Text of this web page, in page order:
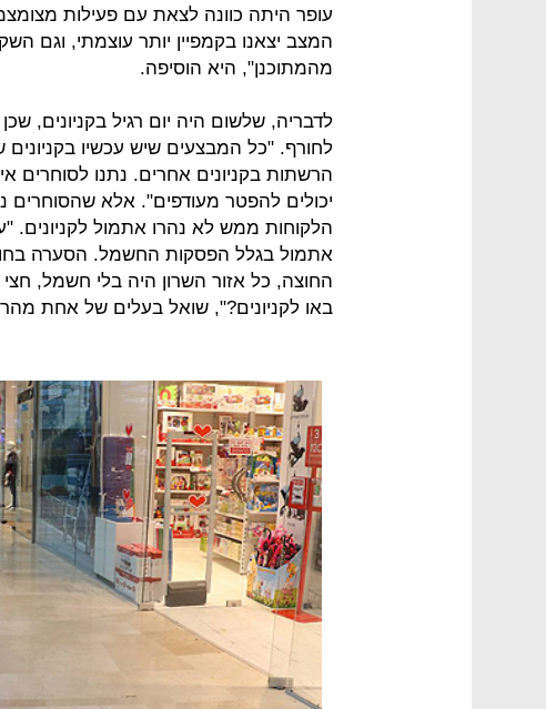
עופר היתה כוונה לצאת עם פעילות
המצב יצאנו בקמפיין יותר עוצמתי, וגם
מהמתוכנן", היא הוסיפה.
לדבריה, שלשום היה יום רגיל בקניונים,
לחורף. "כל המבצעים שיש עכשיו
הרשתות בקניונים אחרים. נתנו לסוחרים
יכולים להפטר מעודפים". אלא
הלקוחות ממש לא נהרו אתמול לקניונים.
אתמול בגלל הפסקות החשמל. הסערה
החוצה, כל אזור השרון היה בלי חשמל,
באו לקניונים?", שואל בעלים של אחת